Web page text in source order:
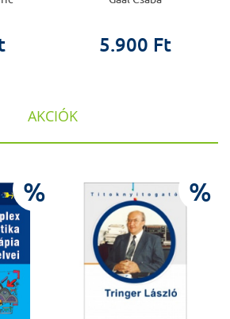
5.900 Ft
AKCIÓK
% %